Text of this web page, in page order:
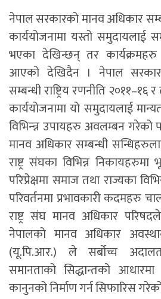
नेपाल सरकारको मानव अधिकार
कार्ययोजनामा यस्तो समुदायलाई
भएका देखिन्छन् तर
आएको देखिदैन । नेपाल
सम्बन्धी राष्ट्रिय रणनीति
कार्ययोजनामा यो समुदायलाई
विभिन्न्न उपायहरु अवलम्बन गरेको
मानव अधिकार सम्बन्धी
राष्ट्र संघका विभिन्न
परिप्रेक्षमा समाज तथा राज्यका
परिवर्तनमा प्रभावकारी कदमहरु
राष्ट्र संघ मानव अधिकार
नेपालको मानव अधिकार
(यू.पि.आर.) ले सर्बोच्च
समानताको सिद्धान्तको आधारमा
कानुनको निर्माण गर्न सिफारिस